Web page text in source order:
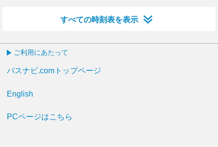
すべての時刻表を表示
ご利用にあたって
バスナビ.comトップページ
English
PCページはこちら